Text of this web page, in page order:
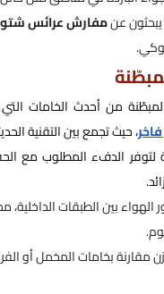
عنمفارش عرائس
المبطّنة من أحدث الخامات
، حيث تجمع بين التقنية
الدفء المطلوب مع
الهواء بين الطبقات الداخلية،
مقارنة بخامات المخمل أو